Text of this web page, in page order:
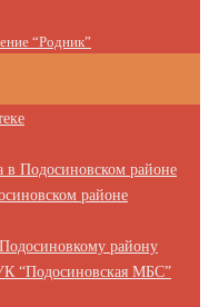
“Родник”
в Подосиновском районе
районе
району
“Подосиновская МБС”